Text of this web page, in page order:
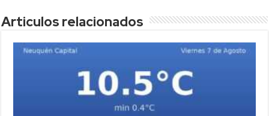
Articulos relacionados